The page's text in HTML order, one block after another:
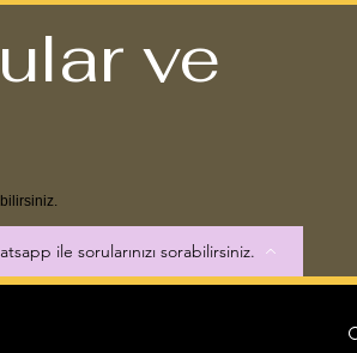
ve
ile sorularınızı sorabilirsiniz.